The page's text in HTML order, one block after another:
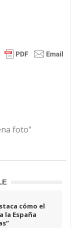
foto"
cómo el
la España